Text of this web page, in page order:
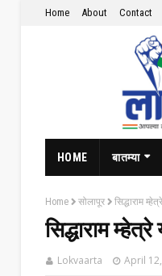
Home About Contact
HOME बातम्या
Home सोलापूर सिद्धाराम
सिद्धाराम
Lokvaarta April